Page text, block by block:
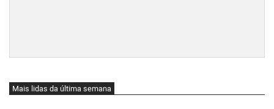
Mais lidas da última semana